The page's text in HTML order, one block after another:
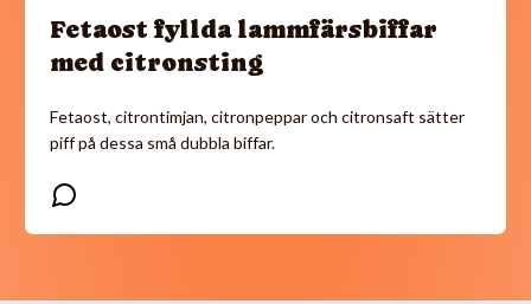
Fetaost fyllda lammfärsbiffar
med citronsting
Fetaost, citrontimjan, citronpeppar och citronsaft sätter
piff på dessa små dubbla biffar.